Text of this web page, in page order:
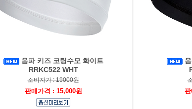
음파 키즈 코팅수모 화이트
RRKC522 WHT
소비자가 : 19000원
판매가격 : 15,000원
음